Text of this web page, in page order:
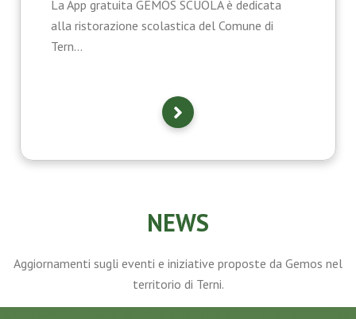
La App gratuita GEMOS SCUOLA è dedicata
alla ristorazione scolastica del Comune di
Tern...
NEWS
Aggiornamenti sugli eventi e iniziative proposte da Gemos nel
territorio di Terni.